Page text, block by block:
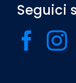
Seguici